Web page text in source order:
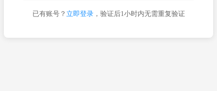
已有账号？ 立即登录，验证后1小时内无需重复验证